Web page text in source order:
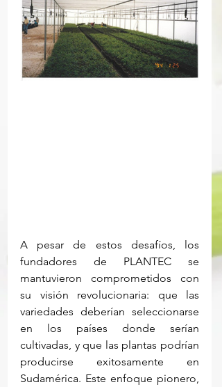
A pesar de estos desafíos, los
fundadores de PLANTEC se
mantuvieron comprometidos con
su visión revolucionaria: que las
variedades deberían seleccionarse
en los países donde serían
cultivadas, y que las plantas podrían
producirse exitosamente en
Sudamérica. Este enfoque pionero,